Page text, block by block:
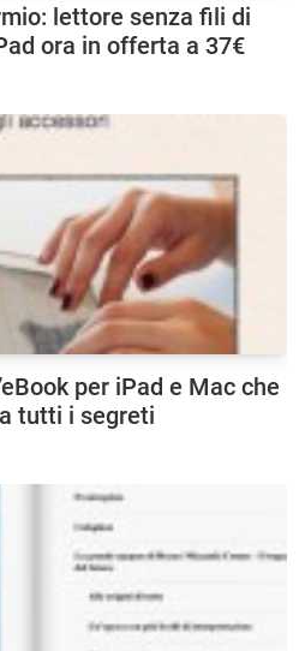
lettore senza fili di
ora in offerta a 37€
per iPad e Mac che
tutti i segreti